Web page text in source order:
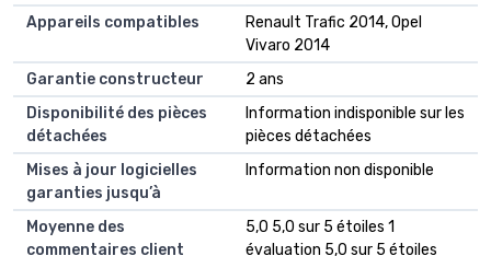
Appareils compatibles
‎Renault Trafic 2014, Opel
Vivaro 2014
Garantie constructeur
‎2 ans
Disponibilité des pièces
détachées
‎Information indisponible sur les
pièces détachées
Mises à jour logicielles
garanties jusqu’à
‎Information non disponible
Moyenne des
commentaires client
5,0 5,0 sur 5 étoiles 1
évaluation 5,0 sur 5 étoiles